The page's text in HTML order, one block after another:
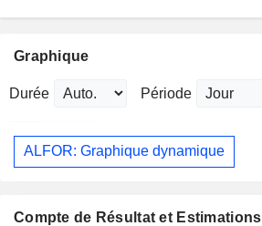
Graphique
Durée Période
ALFOR: Graphique dynamique
Compte de Résultat et Estimations